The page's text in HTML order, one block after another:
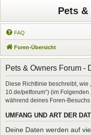
Pets
FAQ
Foren-Übersicht
Pets & Owners Forum -
Diese Richtlinie beschreibt, wie
10.de/petforum“) (im
während deines Foren-
UMFANG UND ART DER
Deine Daten werden auf